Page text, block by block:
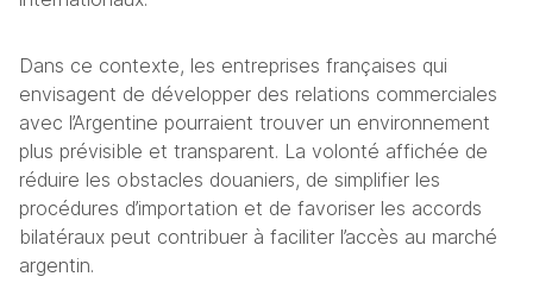
Dans ce contexte, les entreprises françaises qui
envisagent de développer des relations commerciales
avec l’Argentine pourraient trouver un environnement
plus prévisible et transparent. La volonté affichée de
réduire les obstacles douaniers, de simplifier les
procédures d’importation et de favoriser les accords
bilatéraux peut contribuer à faciliter l’accès au marché
argentin.